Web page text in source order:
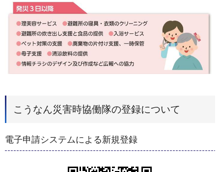
こうなん災害時協働隊の登録について
電子申請システムによる新規登録